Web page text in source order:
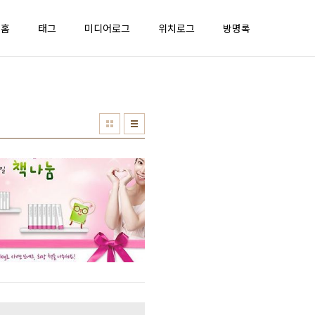
홈 태그 미디어로그 위치로그 방명록